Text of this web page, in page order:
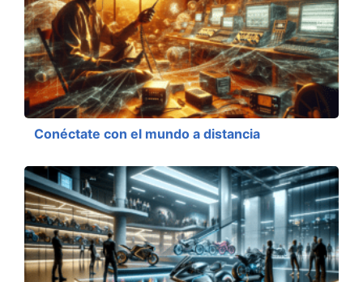
Conéctate con el mundo a distancia